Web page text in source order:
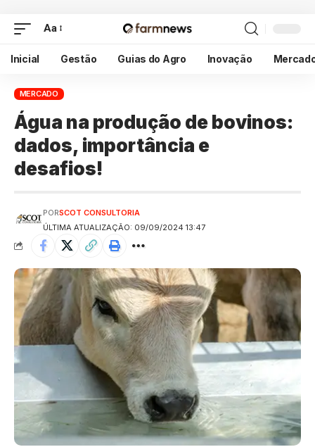
Aa
Inicial Gestão Guias do Agro Inovação
MERCADO
Água na produção de bovinos:
dados, importância e
desafios!
ÚLTIMA ATUALIZAÇÃO: 09/09/2024 13:47
PORSCOT CONSULTORIA